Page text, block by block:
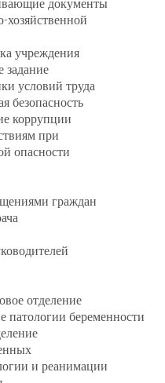
документы
учреждения
задание
условий труда
безопасность
коррупции
при
опасности
граждан
отделение
патологии беременности
и реанимации